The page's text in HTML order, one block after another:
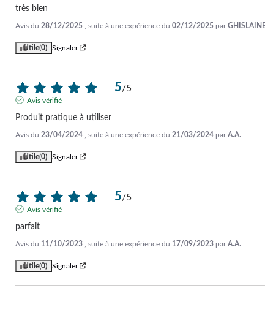
très bien
Avis du 28/12/2025 , suite à une expérience du 02/12/2025 par
Utile(0) Signaler
5/5
Avis vérifié
Produit pratique à utiliser
Avis du 23/04/2024 , suite à une expérience du 21/03/2024 parA.A.
Utile(0) Signaler
5/5
Avis vérifié
parfait
Avis du 11/10/2023 , suite à une expérience du 17/09/2023 parA.A.
Utile(0) Signaler